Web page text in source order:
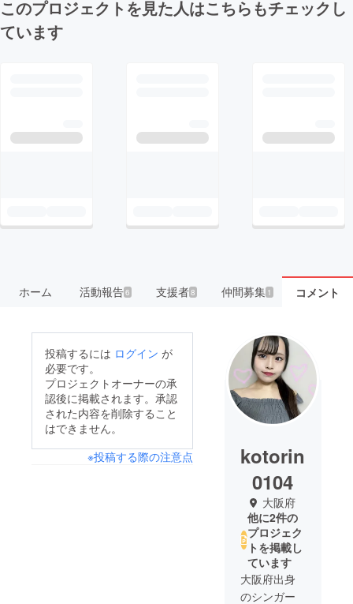
このプロジェクトを見た人はこちらもチェックし
ています
ホーム 活動報告6 支援者8 仲間募集 1 コメント
投稿するには ログイン が
必要です。
プロジェクトオーナーの承
認後に掲載されます。承認
された内容を削除すること
はできません。
※投稿する際の注意点
kotorin
0104
大阪府
他に2件の
プロジェク
トを掲載し
ています
大阪府出身
のシンガー